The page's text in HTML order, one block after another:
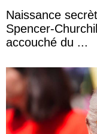
Naissance
Spencer-
accouché du ...